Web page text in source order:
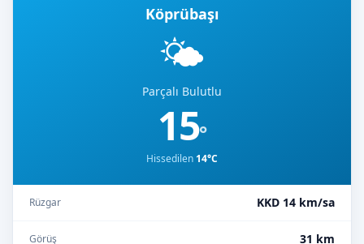
Köprübaşı
🌤️
Parçalı Bulutlu
15°
Hissedilen 14°C
Rüzgar KKD 14 km/sa
Görüş 31 km